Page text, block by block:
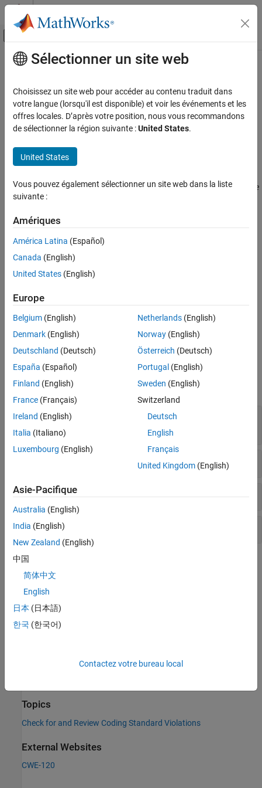
Passer au contenu
Activer/désactiver l'affichage du menu
Accueil de la documentation
Polyspace Bug Finder
Reviewing and Reporting Results
Polyspace Bug Finder Results
Coding Standards
Common Weakness Enumeration (CWE)
ON THIS PAGE
Check Information
Version History
Contenu principal
CWE Rule 120
Buffer Copy without Checking Size of Input ('Classic Buffer
Overflow')
Since R2023a
Description
verifying that the size of the input buffer is less than the size of the
output buffer, leading to a buffer overflow.
Polyspace
The rule checker checks for these issues:
Invalid use of standard library string routine
Tainted NULL or non-null-terminated string
Examples
expand all
Destination buffer overflow in string
manipulation
Invalid use of standard library memory routine
Invalid use of standard library string routine
Tainted NULL or non-null-terminated string
Check Information
PQL Name:
Version History
Topics
Check for and Review Coding Standard Violations
External Websites
CWE-120
Sélectionner un site web
Choisissez un site web pour accéder au contenu traduit dans
votre langue (lorsqu'il est disponible) et voir les événements et les
offres locales. D’après votre position, nous vous recommandons
de sélectionner la région suivante :United States.
United States
Vous pouvez également sélectionner un site web dans la liste
suivante :
Amériques
América Latina (Español)
Canada (English)
United States (English)
Europe
Belgium (English)
Denmark (English)
Deutschland (Deutsch)
España (Español)
Finland (English)
France (Français)
Ireland (English)
Italia (Italiano)
Luxembourg (English)
Netherlands(English)
Norway(English)
Österreich (Deutsch)
Portugal (English)
Sweden (English)
Switzerland
Deutsch
English
Français
United Kingdom(English)
Asie-Pacifique
Australia (English)
India (English)
New Zealand (English)
中国
简体中文
English
日本 (日本語)
한국 (한국어)
Contactez votre bureau local